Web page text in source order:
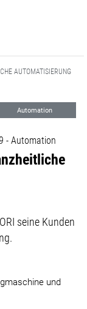
AUTOMATISIERUNG
Automation
- Automation
seine Kunden
und